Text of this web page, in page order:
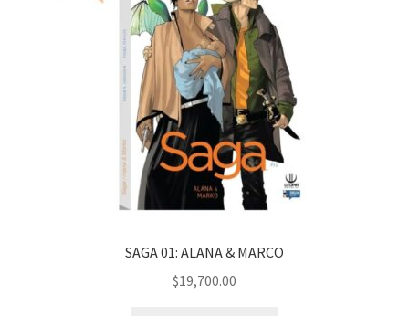
SAGA 01: ALANA & MARCO
$19,700.00